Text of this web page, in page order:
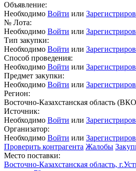
Объявление:
Необходимо Войти или
№ Лота:
Необходимо Войти или
Тип закупки:
Необходимо Войти или
Способ проведения:
Необходимо Войти или
Предмет закупки:
Необходимо Войти или
Регион:
Восточно-Казахстанская область
Источник:
Необходимо Войти или
Организатор:
Необходимо Войти или
Проверить контрагента Жалобы
Место поставки:
Восточно-Казахстанская область,